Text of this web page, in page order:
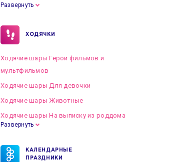
Развернуть
ХОДЯЧКИ
Ходячие шары Герои фильмов и
мультфильмов
Ходячие шары Для девочки
Ходячие шары Животные
Ходячие шары На выписку из роддома
Развернуть
КАЛЕНДАРНЫЕ
ПРАЗДНИКИ